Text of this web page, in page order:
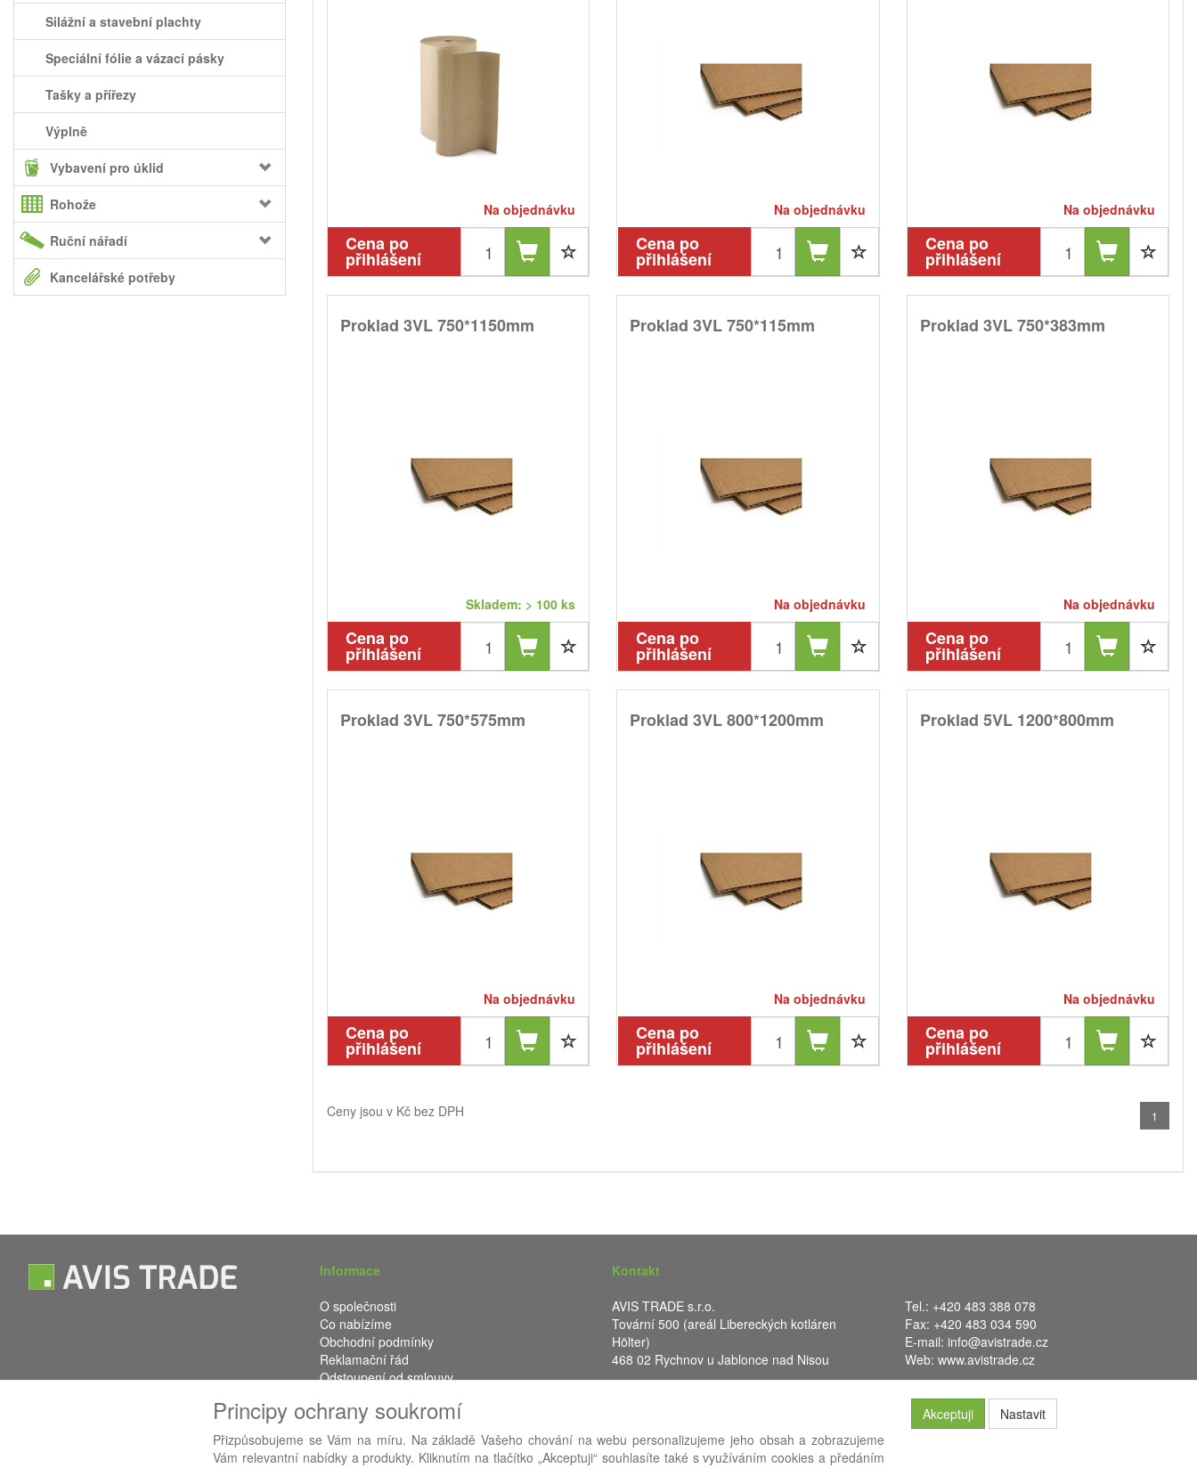
Silážní a stavební plachty
Speciální fólie a vázací pásky
Tašky a přířezy
Výplně
Vybavení pro úklid
Rohože
Ruční nářadí
Kancelářské potřeby
Na objednávku
Cena po
přihlášení
Na objednávku
Cena po
přihlášení
Na objednávku
Cena po
přihlášení
Proklad 3VL 750*1150mm
Skladem: > 100 ks
Cena po
přihlášení
Proklad 3VL 750*115mm
Na objednávku
Cena po
přihlášení
Proklad 3VL 750*383mm
Na objednávku
Cena po
přihlášení
Proklad 3VL 750*575mm
Na objednávku
Cena po
přihlášení
Proklad 3VL 800*1200mm
Na objednávku
Cena po
přihlášení
Proklad 5VL 1200*800mm
Na objednávku
Cena po
přihlášení
Ceny jsou v Kč bez DPH 1
Informace
O společnosti
Co nabízíme
Obchodní podmínky
Reklamační řád
Odstoupení od smlouvy
Kontakt
AVIS TRADE s.r.o.
Tovární 500 (areál Libereckých kotláren
Hölter)
468 02 Rychnov u Jablonce nad Nisou
Tel.: +420 483 388 078
Fax: +420 483 034 590
E-mail: info@avistrade.cz
Web: www.avistrade.cz
Principy ochrany soukromí
Přizpůsobujeme se Vám na míru. Na základě Vašeho chování na webu personalizujeme jeho obsah a zobrazujeme
Vám relevantní nabídky a produkty. Kliknutím na tlačítko „Akceptuji“ souhlasíte také s využíváním cookies a předáním
Akceptuji Nastavit